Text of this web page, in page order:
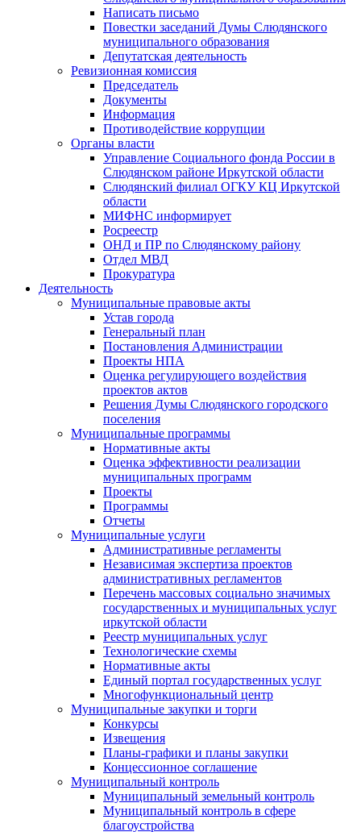
Написать письмо
Повестки заседаний Думы Слюдянского
муниципального образования
Депутатская деятельность
Ревизионная комиссия
Председатель
Документы
Информация
Противодействие коррупции
Органы власти
Управление Социального фонда России в
Слюдянском районе Иркутской области
Слюдянский филиал ОГКУ КЦ Иркутской
области
МИФНС информирует
Росреестр
ОНД и ПР по Слюдянскому району
Отдел МВД
Прокуратура
Деятельность
Муниципальные правовые акты
Устав города
Генеральный план
Постановления Администрации
Проекты НПА
Оценка регулирующего воздействия
проектов актов
Решения Думы Слюдянского городского
поселения
Муниципальные программы
Нормативные акты
Оценка эффективности реализации
муниципальных программ
Проекты
Программы
Отчеты
Муниципальные услуги
Административные регламенты
Независимая экспертиза проектов
административных регламентов
Перечень массовых социально значимых
государственных и муниципальных услуг
иркутской области
Реестр муниципальных услуг
Технологические схемы
Нормативные акты
Единый портал государственных услуг
Многофункциональный центр
Муниципальные закупки и торги
Конкурсы
Извещения
Планы-графики и планы закупки
Концессионное соглашение
Муниципальный контроль
Муниципальный земельный контроль
Муниципальный контроль в сфере
благоустройства